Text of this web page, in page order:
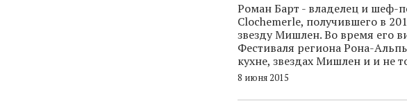
Роман Барт - владелец и шеф-
Clochemerle, получившего в
звезду Мишлен. Во время его
Фестиваля региона Рона-
кухне, звездах Мишлен и и не
8 июня 2015